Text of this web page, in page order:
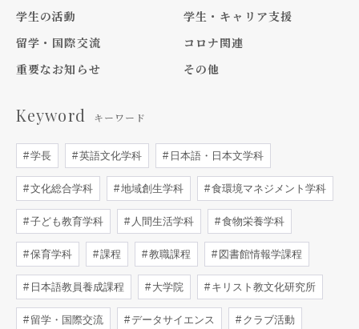
学生の活動
学生・キャリア支援
留学・国際交流
コロナ関連
重要なお知らせ
その他
Keyword キーワード
学長 英語文化学科 日本語・日本文学科
文化総合学科 地域創生学科 食環境マネジメント学科
子ども教育学科 人間生活学科 食物栄養学科
保育学科 課程 教職課程 図書館情報学課程
日本語教員養成課程 大学院 キリスト教文化研究所
留学・国際交流 データサイエンス クラブ活動